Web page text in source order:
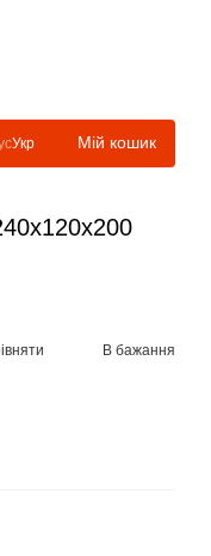
Укр Мій кошик
В бажання